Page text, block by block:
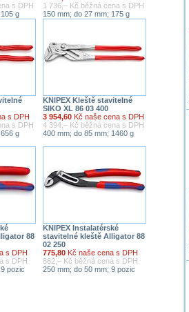
s DPH
g
1 736,– Kč běžná cena s DPH
150 mm; do 27 mm; 175 g
s DPH
s DPH
g
KNIPEX Kleště stavitelné
SIKO XL 86 03 400
3 954,60 Kč naše cena s DPH
4 394,– Kč běžná cena s DPH
400 mm; do 85 mm; 1460 g
88
s DPH
s DPH
pozic
KNIPEX Instalatérské
stavitelné kleště Alligator 88
02 250
775,80 Kč naše cena s DPH
862,– Kč běžná cena s DPH
250 mm; do 50 mm; 9 pozic